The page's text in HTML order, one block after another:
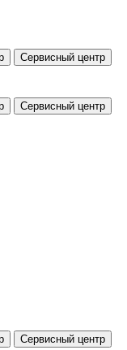
Сервисный центр
Сервисный центр
Сервисный центр